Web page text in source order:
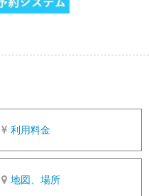
利用料金
地図、場所